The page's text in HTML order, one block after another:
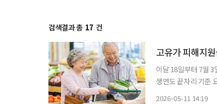
검색결과 총 17 건
고유가 피해지
이달 18일부터 7월
생연도 끝자리 기준
2026-05-11 14:19